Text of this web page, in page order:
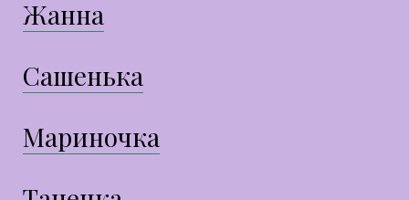
Жанна
Сашенька
Мариночка